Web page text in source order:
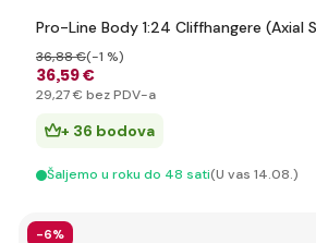
Pro-Line Body 1:24 Cliffhangere (Axial
36,59 €
36,88 €(-1 %)
29,27 € bez PDV-a
+ 36 bodova
Šaljemo u roku do 48 sati(U vas 14.08.)
-6%